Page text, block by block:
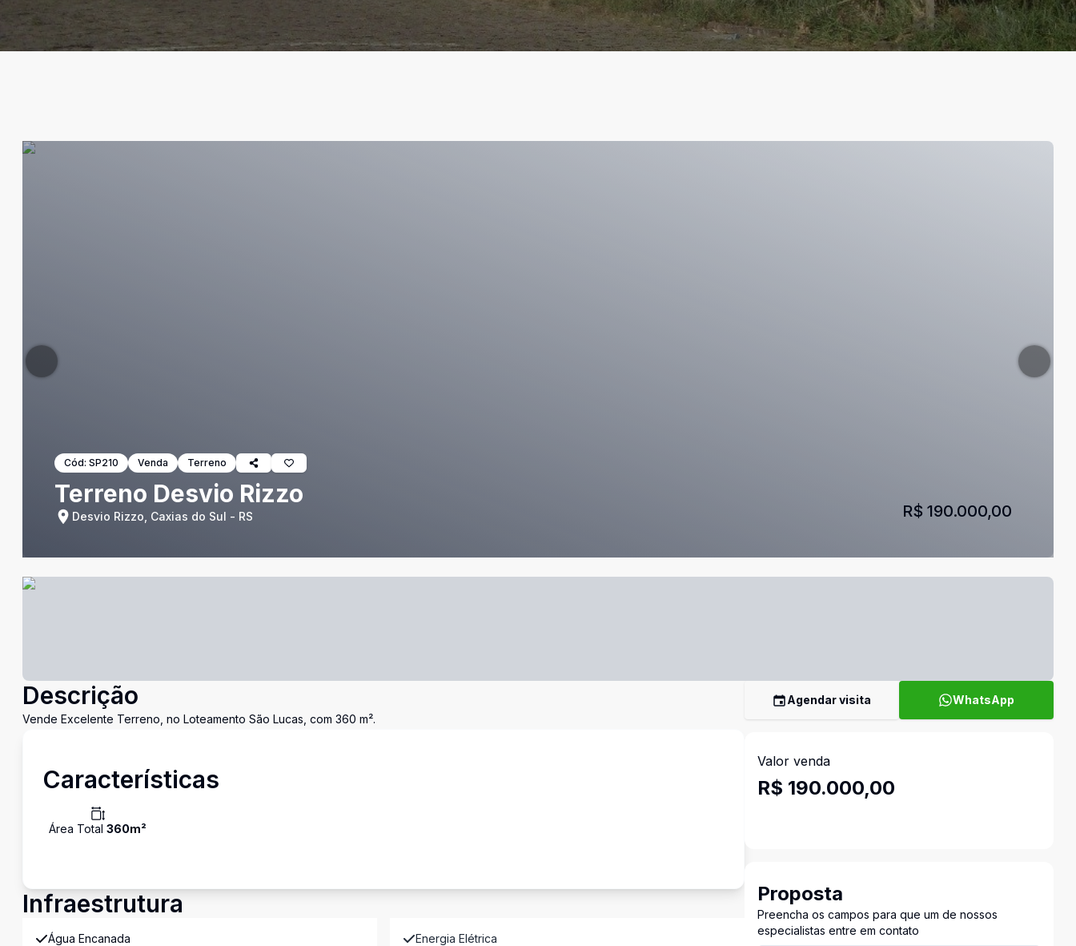
Cód: SP210 Venda Terreno
Terreno Desvio Rizzo
Desvio Rizzo, Caxias do Sul - RS R$ 190.000,00
Descrição
Vende Excelente Terreno, no Loteamento São Lucas, com 360 m².
Características
Área Total 360m²
Infraestrutura
Água Encanada Energia Elétrica
Agendar visita WhatsApp
Valor venda
R$ 190.000,00
Proposta
Preencha os campos para que um de nossos
especialistas entre em contato